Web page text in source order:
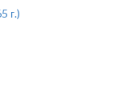
г.)